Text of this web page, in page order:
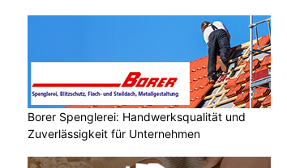
Borer Spenglerei: Handwerksqualität und
Zuverlässigkeit für Unternehmen